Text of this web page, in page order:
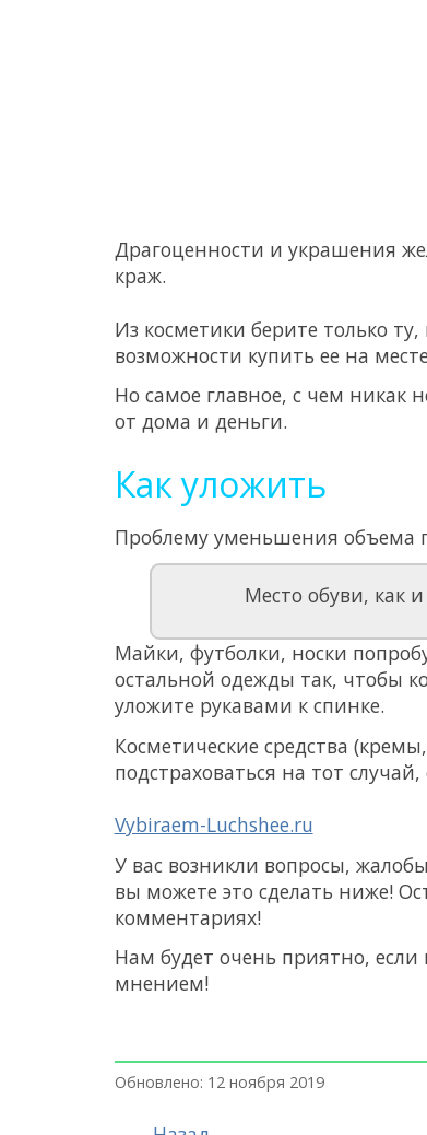
Драгоценности и украшения
краж.
Из косметики берите только
возможности купить ее на
Но самое главное, с чем никак
от дома и деньги.
Как уложить
Проблему уменьшения объема
Место обуви, как
Майки, футболки, носки
остальной одежды так, чтобы
уложите рукавами к спинке.
Косметические средства
подстраховаться на тот
Vybiraem-Luchshee.ru
У вас возникли вопросы,
вы можете это сделать ниже!
комментариях!
Нам будет очень приятно,
мнением!
Обновлено: 12 ноября 2019